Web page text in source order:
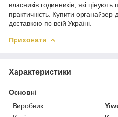
власників годинників, які
практичність. Купити
доставкою по всій Україні.
Приховати
Характеристики
Основні
Виробник